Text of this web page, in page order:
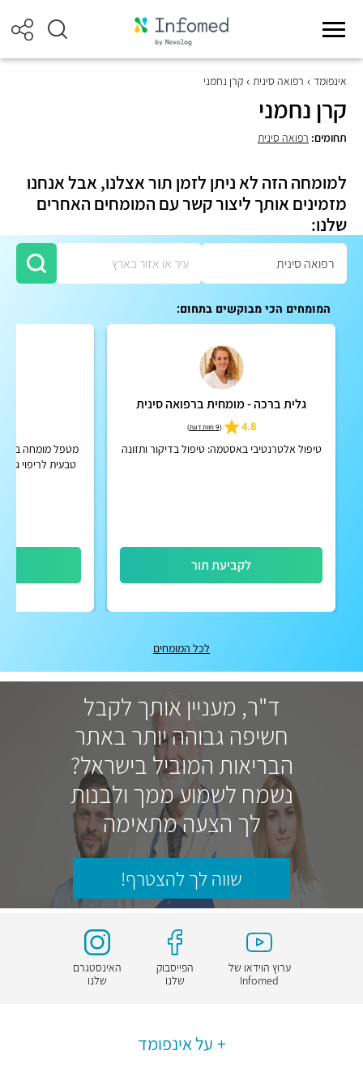
אינפומד רפואה סינית קרן נחמני
קרן נחמני
תחומים: רפואה סינית
למומחה הזה לא ניתן לזמן תור אצלנו, אבל אנחנו
מזמינים אותך ליצור קשר עם המומחים האחרים
שלנו:
המומחים הכי מבוקשים בתחום:
גלית ברכה - מומחית ברפואה סינית
4.8
(9 חוות דעת )
טיפול אלטרנטיבי באסטמה: טיפול בדיקור ותזונה
לקביעת תור
מטפל מומחה
טבעית לריפוי גוף
לכל המומחים
ד"ר, מעניין אותך לקבל
חשיפה גבוהה יותר באתר
הבריאות המוביל בישראל?
נשמח לשמוע ממך ולבנות
לך הצעה מתאימה
שווה לך להצטרף!
ערוץ הוידאו של
Infomed
הפייסבוק
שלנו
האינסטגרם
שלנו
על אינפומד